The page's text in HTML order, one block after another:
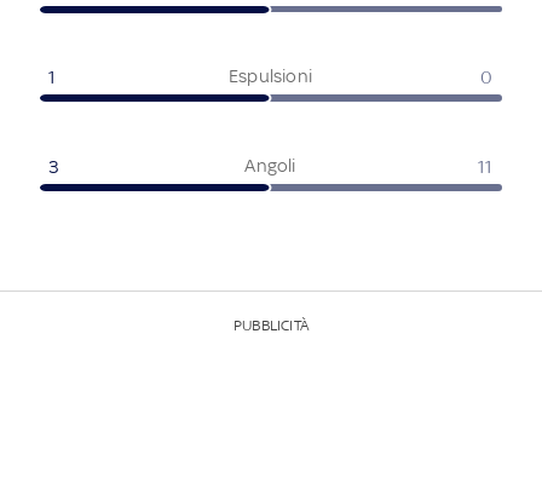
Espulsioni
1 0
Angoli
3 11
PUBBLICITÀ